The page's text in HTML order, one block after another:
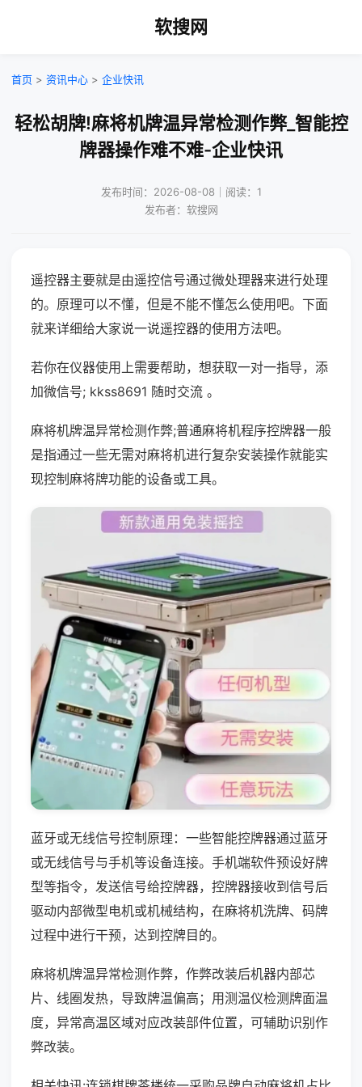
软搜网
首页 > 资讯中心 > 企业快讯
轻松胡牌!麻将机牌温异常检测作弊_智能控
牌器操作难不难-企业快讯
发布时间：2026-08-08｜阅读：1
发布者：软搜网
遥控器主要就是由遥控信号通过微处理器来进行处理
的。原理可以不懂，但是不能不懂怎么使用吧。下面
就来详细给大家说一说遥控器的使用方法吧。
若你在仪器使用上需要帮助，想获取一对一指导，添
加微信号; kkss8691 随时交流 。
麻将机牌温异常检测作弊;普通麻将机程序控牌器一般
是指通过一些无需对麻将机进行复杂安装操作就能实
现控制麻将牌功能的设备或工具。
蓝牙或无线信号控制原理：一些智能控牌器通过蓝牙
或无线信号与手机等设备连接。手机端软件预设好牌
型等指令，发送信号给控牌器，控牌器接收到信号后
驱动内部微型电机或机械结构，在麻将机洗牌、码牌
过程中进行干预，达到控牌目的。
麻将机牌温异常检测作弊，作弊改装后机器内部芯
片、线圈发热，导致牌温偏高；用测温仪检测牌面温
度，异常高温区域对应改装部件位置，可辅助识别作
弊改装。